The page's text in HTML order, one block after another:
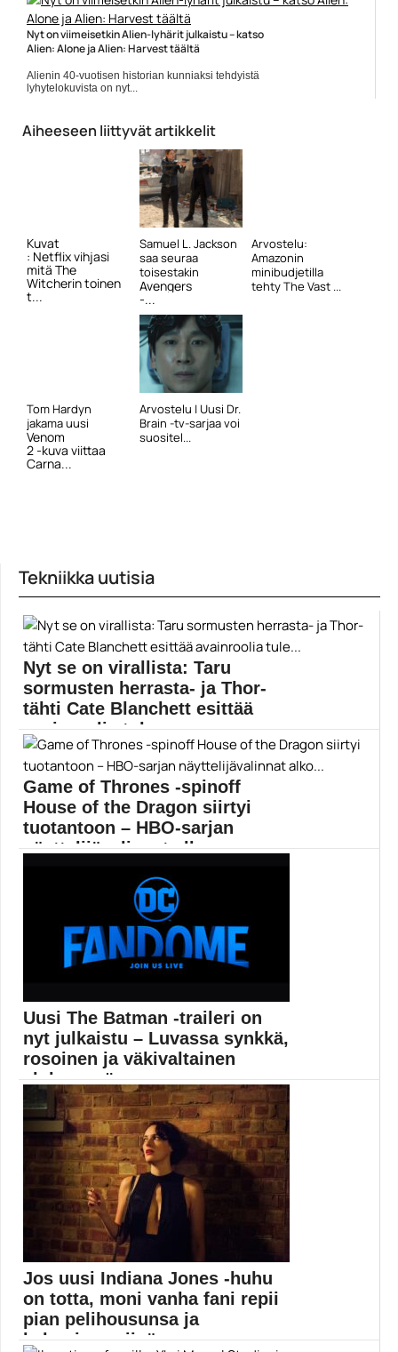
Nyt on viimeisetkin Alien-lyhärit julkaistu – katso
Alien: Alone ja Alien: Harvest täältä
Alienin 40-vuotisen historian kunniaksi tehdyistä
lyhytelokuvista on nyt...
Aiheeseen liittyvät artikkelit
Kuvat
: Netflix vihjasi
mitä The
Witcherin toinen
t...
Samuel L. Jackson
saa seuraa
toisestakin
Avengers
-...
Arvostelu:
Amazonin
minibudjetilla
tehty The Vast ...
Tom Hardyn
jakama uusi
Venom
2 -kuva viittaa
Carna...
Arvostelu | Uusi Dr.
Brain -tv-sarjaa voi
suositel...
Tekniikka uutisia
Nyt se on virallista: Taru
sormusten herrasta- ja Thor-
tähti Cate Blanchett esittää
avainroolia tule...
Cate Blanchett on kiinnitetty Lilithin rooliin Eli Rothin...
Borderlands
Game of Thrones -spinoff
House of the Dragon siirtyi
tuotantoon – HBO-sarjan
näyttelijävalinnat alko...
HBO:n tuleva sarja House of the Dragon on...
Uusi The Batman -traileri on
nyt julkaistu – Luvassa synkkä,
rosoinen ja väkivaltainen
elokuva yön r...
Aivan kuten aikaisemmin tällä viikolla luvattiin,
fanitapahtuma DC...
Batman
Jos uusi Indiana Jones -huhu
on totta, moni vanha fani repii
pian pelihousunsa ja
kalsarinsa siinä s...